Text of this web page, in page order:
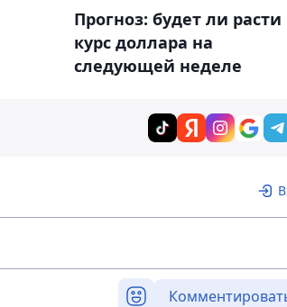
Прогноз: будет ли расти
курс доллара на
следующей неделе